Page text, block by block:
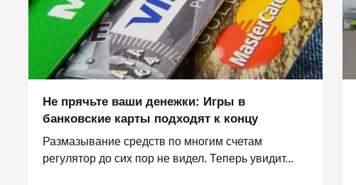
Не прячьте ваши денежки: Игры в
банковские карты подходят к концу
Размазывание средств по многим счетам
регулятор до сих пор не видел. Теперь увидит...